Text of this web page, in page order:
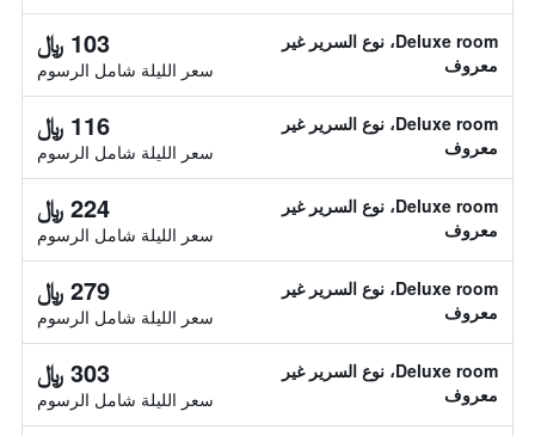
Deluxe room، نوع السرير غير
معروف
103 ﷼
سعر الليلة شامل الرسوم
Deluxe room، نوع السرير غير
معروف
116 ﷼
سعر الليلة شامل الرسوم
Deluxe room، نوع السرير غير
معروف
224 ﷼
سعر الليلة شامل الرسوم
Deluxe room، نوع السرير غير
معروف
279 ﷼
سعر الليلة شامل الرسوم
Deluxe room، نوع السرير غير
معروف
303 ﷼
سعر الليلة شامل الرسوم